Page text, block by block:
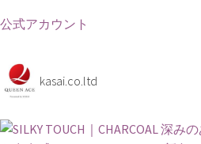
公式アカウント
kasai.co.ltd